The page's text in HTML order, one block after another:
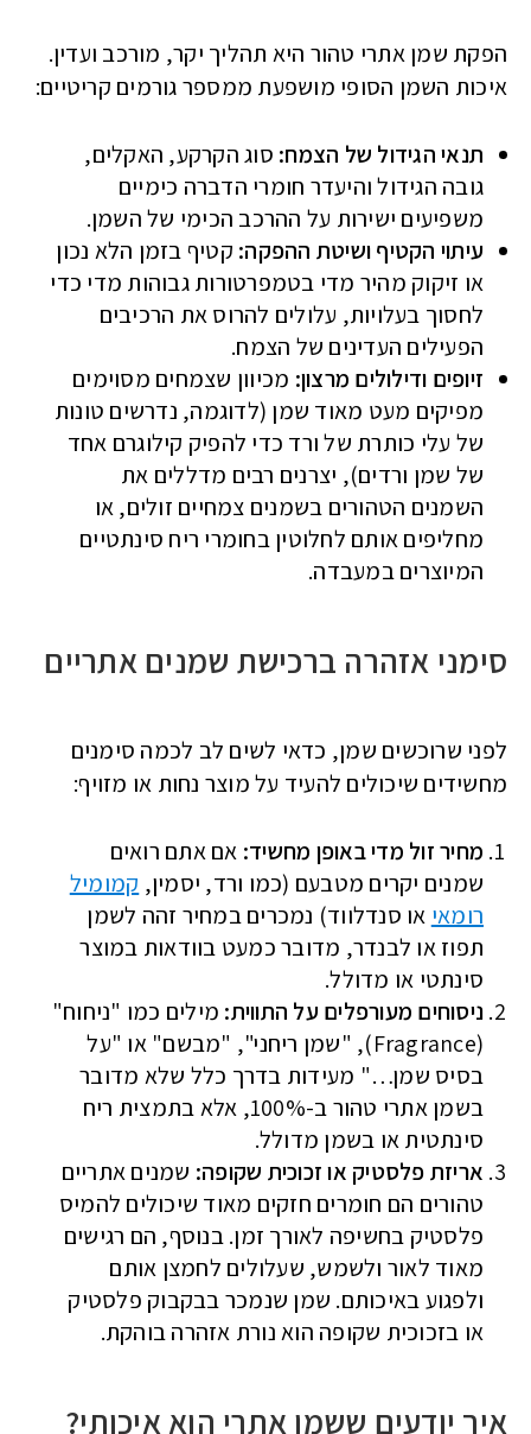
הפקת שמן אתרי טהור היא תהליך יקר, מורכב ועדין.
איכות השמן הסופי מושפעת ממספר גורמים קריטיים:
תנאי הגידול של הצמח: סוג הקרקע, האקלים,
גובה הגידול והיעדר חומרי הדברה כימיים
משפיעים ישירות על ההרכב הכימי של השמן.
עיתוי הקטיף ושיטת ההפקה: קטיף בזמן הלא נכון
או זיקוק מהיר מדי בטמפרטורות גבוהות מדי כדי
לחסוך בעלויות, עלולים להרוס את הרכיבים
הפעילים העדינים של הצמח.
זיופים ודילולים מרצון: מכיוון שצמחים מסוימים
מפיקים מעט מאוד שמן (לדוגמה, נדרשים טונות
של עלי כותרת של ורד כדי להפיק קילוגרם אחד
של שמן ורדים), יצרנים רבים מדללים את
השמנים הטהורים בשמנים צמחיים זולים, או
מחליפים אותם לחלוטין בחומרי ריח סינתטיים
המיוצרים במעבדה.
סימני אזהרה ברכישת שמנים אתריים
לפני שרוכשים שמן, כדאי לשים לב לכמה סימנים
מחשידים שיכולים להעיד על מוצר נחות או מזויף:
מחיר זול מדי באופן מחשיד: אם אתם רואים
שמנים יקרים מטבעם (כמו ורד, יסמין, קמומיל
רומאי או סנדלווד) נמכרים במחיר זהה לשמן
תפוז או לבנדר, מדובר כמעט בוודאות במוצר
סינתטי או מדולל.
ניסוחים מעורפלים על התווית: מילים כמו "ניחוח"
(Fragrance), "שמן ריחני", "מבשם" או "על
בסיס שמן…" מעידות בדרך כלל שלא מדובר
בשמן אתרי טהור ב-100%, אלא בתמצית ריח
סינתטית או בשמן מדולל.
אריזת פלסטיק או זכוכית שקופה: שמנים אתריים
טהורים הם חומרים חזקים מאוד שיכולים להמיס
פלסטיק בחשיפה לאורך זמן. בנוסף, הם רגישים
מאוד לאור ולשמש, שעלולים לחמצן אותם
ולפגוע באיכותם. שמן שנמכר בבקבוק פלסטיק
או בזכוכית שקופה הוא נורת אזהרה בוהקת.
איך יודעים ששמן אתרי הוא איכותי?